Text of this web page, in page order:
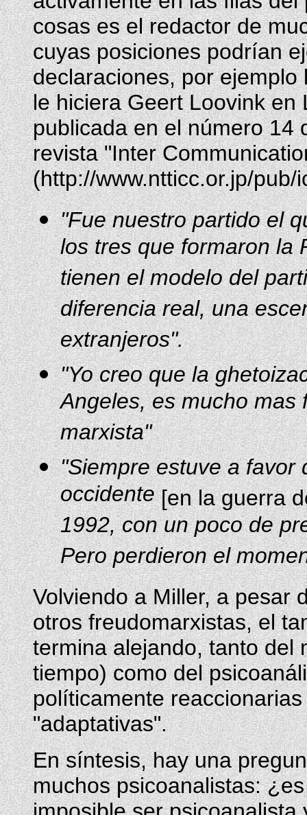
cosas es el redactor de
cuyas posiciones podrían
declaraciones, por
le hiciera Geert Loovink en
publicada en el número 14
revista "Inter
(http://www.ntticc.or.jp/
"Fue nuestro partido el
los tres que formaron la
tienen el modelo del
diferencia real, una
extranjeros".
"Yo creo que la
Angeles, es mucho
marxista"
"Siempre estuve a favor
occidente[en la guerra
1992, con un poco de
Pero perdieron el
Volviendo a Miller, a pesar
otros freudomarxistas, el
termina alejando, tanto del
tiempo) como del
políticamente
"adaptativas".
En síntesis, hay una
muchos psicoanalistas: